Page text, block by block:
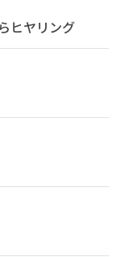
ヒヤリング